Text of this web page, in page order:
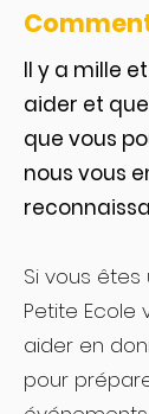
Il y a mille
aider et
que vous
nous vous
Si vous
Petite Ecole
aider en
pour